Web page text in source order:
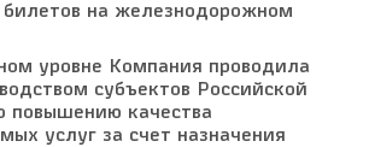
билетов на железнодорожном
уровне Компания проводила
субъектов Российской
повышению качества
услуг за счет назначения